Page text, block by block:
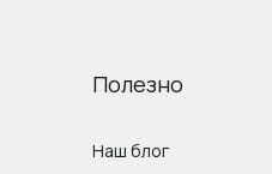
Полезно
Наш блог